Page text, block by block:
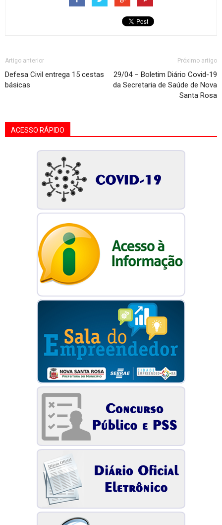
Artigo anterior
Defesa Civil entrega 15 cestas
básicas
Próximo artigo
29/04 – Boletim Diário Covid-19
da Secretaria de Saúde de Nova
Santa Rosa
ACESSO RÁPIDO